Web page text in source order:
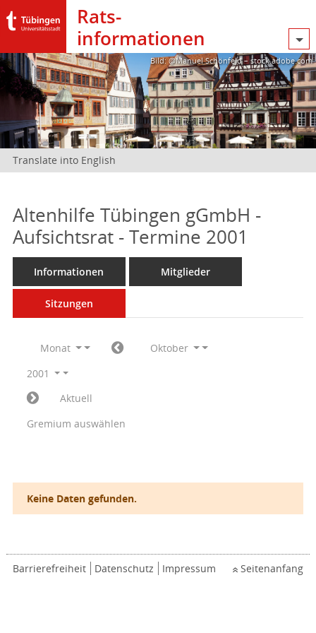
Rats­
informationen
Bild: @Manuel Schönfeld – stock.adobe.com
Translate into English
Altenhilfe Tübingen gGmbH -
Aufsichtsrat - Termine 2001
Informationen Mitglieder
Sitzungen
Monat
Oktober
2001
Aktuell
Gremium auswählen
Keine Daten gefunden.
Barrierefreiheit Datenschutz Impressum Seitenanfang